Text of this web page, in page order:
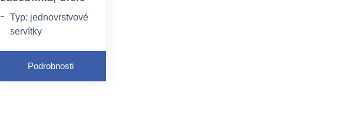
Typ: jednovrstvové
servítky
Rozmer: 330 × 300
Farba: biela
Podrobnosti